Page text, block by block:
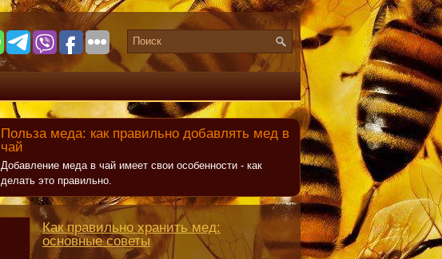
Польза меда: как правильно добавлять мед в
чай
Добавление меда в чай имеет свои особенности - как
делать это правильно.
Как правильно хранить мед:
основные советы